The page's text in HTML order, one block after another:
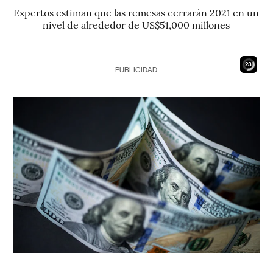
Expertos estiman que las remesas cerrarán 2021 en un
nivel de alrededor de US$51,000 millones
22
PUBLICIDAD